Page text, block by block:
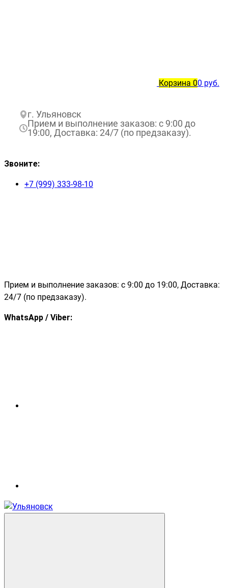
Корзина 00 руб.
г. Ульяновск
Прием и выполнение заказов: с 9:00 до
19:00, Доставка: 24/7 (по предзаказу).
Звоните:
+7 (999) 333-98-10
Прием и выполнение заказов: с 9:00 до 19:00, Доставка:
24/7 (по предзаказу).
WhatsApp / Viber: